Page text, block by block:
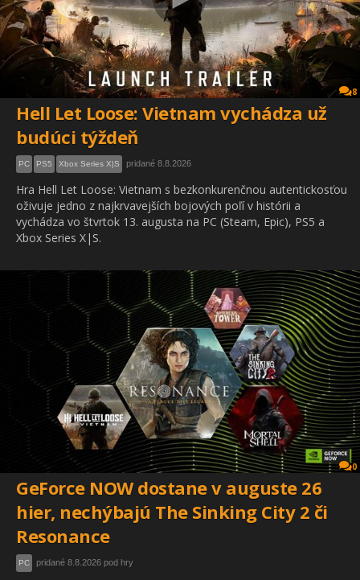
8
Hell Let Loose: Vietnam vychádza už
budúci týždeň
PC PS5 Xbox Series X|S pridané 8.8.2026
Hra Hell Let Loose: Vietnam s bezkonkurenčnou autentickosťou
oživuje jedno z najkrvavejších bojových poľí v histórii a
vychádza vo štvrtok 13. augusta na PC (Steam, Epic), PS5 a
Xbox Series X|S.
0
GeForce NOW dostane v auguste 26
hier, nechýbajú The Sinking City 2 či
Resonance
PC pridané 8.8.2026 pod hry